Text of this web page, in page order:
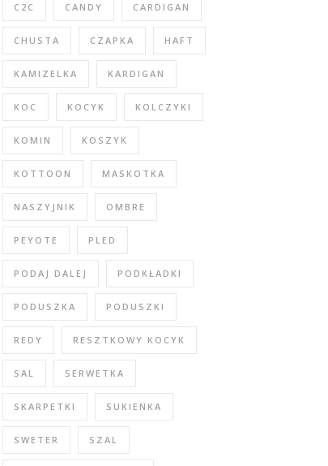
C2C CANDY CARDIGAN
CHUSTA CZAPKA HAFT
KAMIZELKA KARDIGAN
KOC KOCYK KOLCZYKI
KOMIN KOSZYK
KOTTOON MASKOTKA
NASZYJNIK OMBRE
PEYOTE PLED
PODAJ DALEJ PODKŁADKI
PODUSZKA PODUSZKI
REDY RESZTKOWY KOCYK
SAL SERWETKA
SKARPETKI SUKIENKA
SWETER SZAL